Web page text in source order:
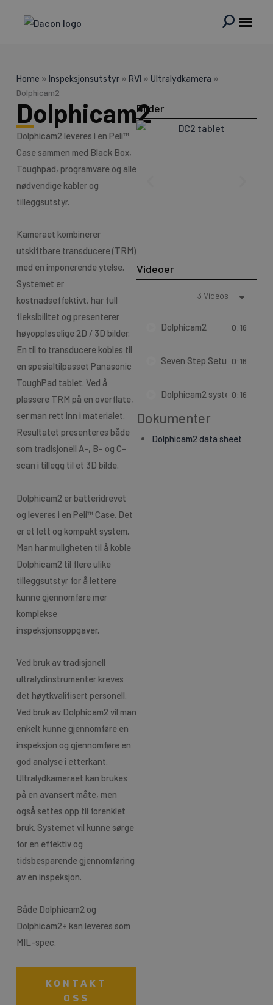
Home » Inspeksjonsutstyr» RVI » Ultralydkamera »
Dolphicam2
Dolphicam2
Dolphicam2 leveres i en Peli™
Case sammen med Black Box,
Toughpad, programvare og alle
nødvendige kabler og
tilleggsutstyr.
Kameraet kombinerer
utskiftbare transducere (TRM)
med en imponerende ytelse.
Systemet er
kostnadseffektivt, har full
fleksibilitet og presenterer
høyoppløselige 2D / 3D bilder.
En til to transducere kobles til
en spesialtilpasset Panasonic
ToughPad tablet. Ved å
plassere TRM på en overflate,
ser man rett inn i materialet.
Resultatet presenteres både
som tradisjonell A-, B- og C-
scan i tillegg til et 3D bilde.
Dolphicam2 er batteridrevet
og leveres i en Peli™ Case. Det
er et lett og kompakt system.
Man har muligheten til å koble
Dolphicam2 til flere ulike
tilleggsutstyr for å lettere
kunne gjennomføre mer
komplekse
inspeksjonsoppgaver.
Ved bruk av tradisjonell
ultralydinstrumenter kreves
det høytkvalifisert personell.
Ved bruk av Dolphicam2 vil man
enkelt kunne gjennomføre en
inspeksjon og gjennomføre en
god analyse i etterkant.
Ultralydkameraet kan brukes
på en avansert måte, men
også settes opp til forenklet
bruk. Systemet vil kunne sørge
for en effektiv og
tidsbesparende gjennomføring
av en inspeksjon.
Både Dolphicam2 og
Dolphicam2+ kan leveres som
MIL-spec.
KONTAKT
OSS
Bilder
Videoer
3 Videos
Dolphicam2 0:16
Seven Step Setup 0:16
Dolphicam2 system on
0:16
Dokumenter
Dolphicam2 data sheet